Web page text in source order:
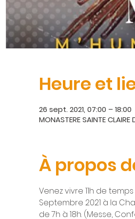
Heure et
26 sept. 2021, 07:00 – 18:00
MONASTERE SAINTE
À propos
Venez vivre 11h de
Septembre 2021 à la
de 7h à 18h. (Messe,